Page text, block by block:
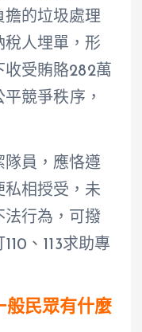
擔的垃圾處理
稅人埋單，形
收受賄賂282萬
競爭秩序，
隊員，應恪遵
私相授受，未
法行為，可撥
、113求助專
般民眾有什麼